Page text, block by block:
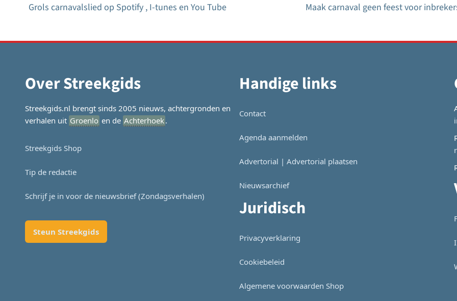
navigatie
Grols carnavalslied op Spotify , I-tunes en You Tube
Maak carnaval geen feest voor
Over Streekgids
Streekgids.nl brengt sinds 2005 nieuws, achtergronden en
verhalen uit Groenlo en de Achterhoek.
Streekgids Shop
Tip de redactie
Schrijf je in voor de nieuwsbrief (Zondagsverhalen)
Steun Streekgids
Handige links
Contact
Agenda aanmelden
Advertorial | Advertorial plaatsen
Nieuwsarchief
Juridisch
Privacyverklaring
Cookiebeleid
Algemene voorwaarden Shop